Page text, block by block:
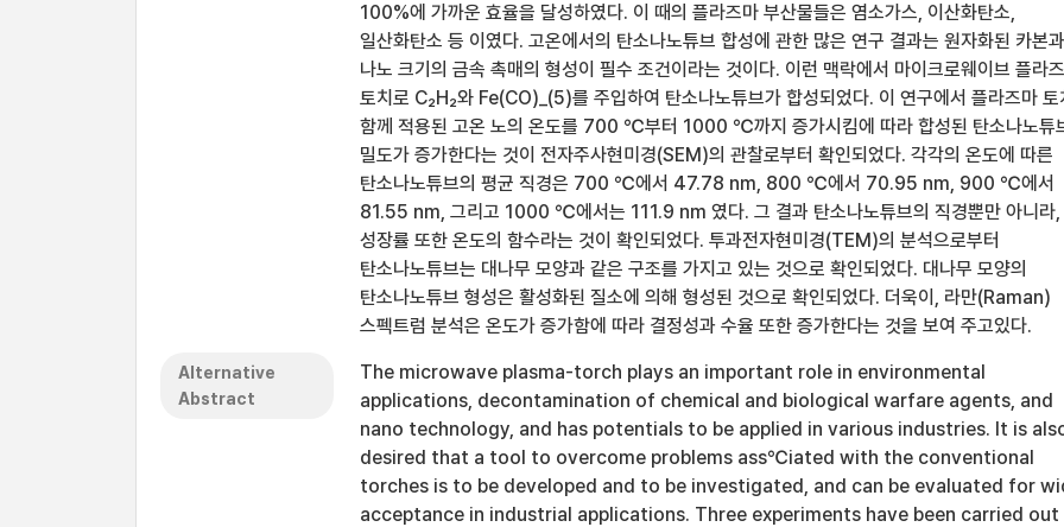
100%에 가까운 효율을 달성하였다. 이 때의 플라즈마 부산물들은 염소가스, 이산화탄소,
일산화탄소 등 이였다. 고온에서의 탄소나노튜브 합성에 관한 많은 연구 결과는 원자화된 카본과
나노 크기의 금속 촉매의 형성이 필수 조건이라는 것이다. 이런 맥락에서 마이크로웨이브 플라
토치로 C₂H₂와 Fe(CO)_(5)를 주입하여 탄소나노튜브가 합성되었다. 이 연구에서 플라즈마 토
함께 적용된 고온 노의 온도를 700 ℃부터 1000 ℃까지 증가시킴에 따라 합성된 탄소나노튜
밀도가 증가한다는 것이 전자주사현미경(SEM)의 관찰로부터 확인되었다. 각각의 온도에 따른
탄소나노튜브의 평균 직경은 700 ℃에서 47.78 nm, 800 ℃에서 70.95 nm, 900 ℃에서
81.55 nm, 그리고 1000 ℃에서는 111.9 nm 였다. 그 결과 탄소나노튜브의 직경뿐만 아니라,
성장률 또한 온도의 함수라는 것이 확인되었다. 투과전자현미경(TEM)의 분석으로부터
탄소나노튜브는 대나무 모양과 같은 구조를 가지고 있는 것으로 확인되었다. 대나무 모양의
탄소나노튜브 형성은 활성화된 질소에 의해 형성된 것으로 확인되었다. 더욱이, 라만(Raman)
스펙트럼 분석은 온도가 증가함에 따라 결정성과 수율 또한 증가한다는 것을 보여 주고있다.
Alternative
Abstract
The microwave plasma-torch plays an important role in environmental
applications, decontamination of chemical and biological warfare agents, and
nano technology, and has potentials to be applied in various industries. It is
desired that a tool to overcome problems ass℃iated with the conventional
torches is to be developed and to be investigated, and can be evaluated for
acceptance in industrial applications. Three experiments have been carried out